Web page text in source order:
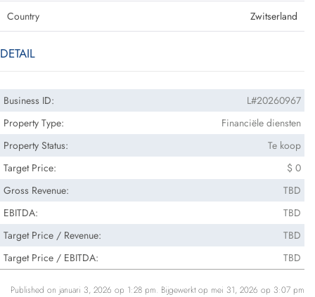
Country Zwitserland
DETAIL
Business ID:
L#20260967
Property Type:
Financiële diensten
Property Status:
Te koop
Target Price:
$ 0
Gross Revenue:
TBD
EBITDA:
TBD
Target Price / Revenue:
TBD
Target Price / EBITDA:
TBD
Published on januari 3, 2026 op 1:28 pm. Bijgewerkt op mei 31, 2026 op 3:07 pm